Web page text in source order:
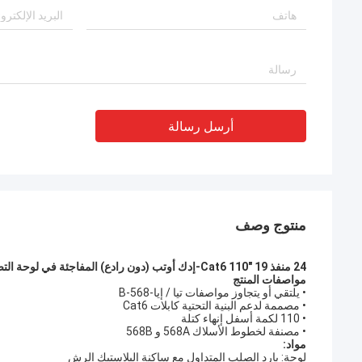
الشركة المصنعة من ذوي الخبرة للغاية!
أرسل رسالة
منتوج وصف
24 منفذ 19 "Cat6 110-إدك أوتب (دون رادع) المفاجئة في لوحة التصحيح
مواصفات المنتج
• يلتقي أو يتجاوز مواصفات تيا / إيا-568-B
• مصممة لدعم البنية التحتية كابلات Cat6
• 110 لكمة أسفل إنهاء كتلة
• مصنفة لخطوط الأسلاك 568A و 568B
مواد:
لوحة: بارد الصلب المتداول مع ساكنة البلاستيك الرش